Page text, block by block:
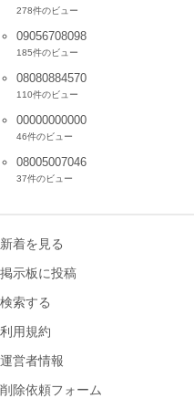
278件のビュー
09056708098
185件のビュー
08080884570
110件のビュー
00000000000
46件のビュー
08005007046
37件のビュー
新着を見る
掲示板に投稿
検索する
利用規約
運営者情報
削除依頼フォーム